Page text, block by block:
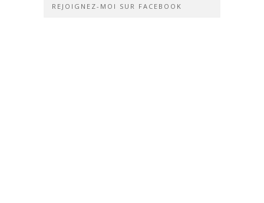
REJOIGNEZ-MOI SUR FACEBOOK